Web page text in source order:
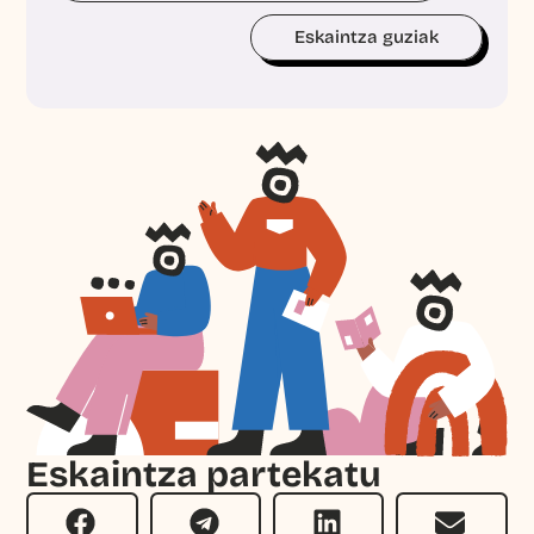
Eskaintza guziak
Eskaintza partekatu